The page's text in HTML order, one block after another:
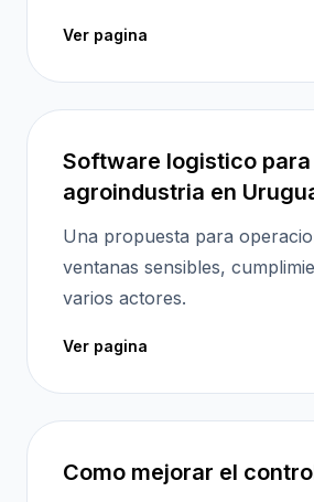
Ver pagina
Software logistico para
agroindustria en
Una propuesta para
ventanas sensibles,
varios actores.
Ver pagina
Como mejorar el